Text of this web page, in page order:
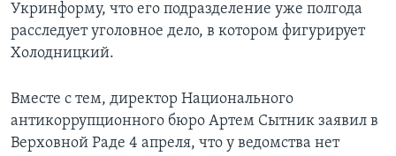
Укринформу, что его подразделение уже полгода
расследует уголовное дело, в котором фигурирует
Холодницкий.
Вместе с тем, директор Национального
антикоррупционного бюро Артем Сытник заявил в
Верховной Раде 4 апреля, что у ведомства нет